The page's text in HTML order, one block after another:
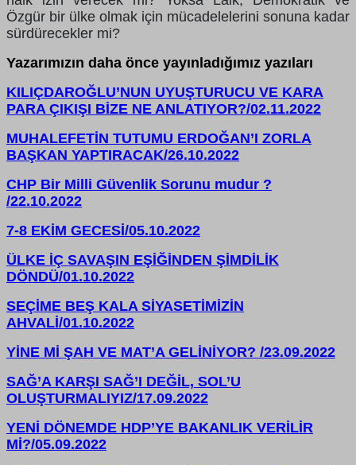
Özgür bir ülke olmak için mücadelelerini sonuna kadar
sürdürecekler mi?
Yazarımızın daha önce yayınladığımız yazıları
KILIÇDAROĞLU’NUN UYUŞTURUCU VE KARA
PARA ÇIKIŞI BİZE NE ANLATIYOR?/02.11.2022
MUHALEFETİN TUTUMU ERDOĞAN’I ZORLA
BAŞKAN YAPTIRACAK/26.10.2022
CHP Bir Milli Güvenlik Sorunu mudur ?
/22.10.2022
7-8 EKİM GECESİ/05.10.2022
ÜLKE İÇ SAVAŞIN EŞİĞİNDEN ŞİMDİLİK
DÖNDÜ/01.10.2022
SEÇİME BEŞ KALA SİYASETİMİZİN
AHVALİ/01.10.2022
YİNE Mİ ŞAH VE MAT’A GELİNİYOR? /23.09.2022
SAĞ’A KARŞI SAĞ’I DEĞİL, SOL’U
OLUŞTURMALIYIZ/17.09.2022
YENİ DÖNEMDE HDP’YE BAKANLIK VERİLİR
Mİ?/05.09.2022